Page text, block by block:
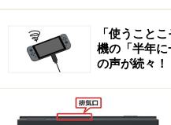
「使うこと
機の「半年
の声が続々！